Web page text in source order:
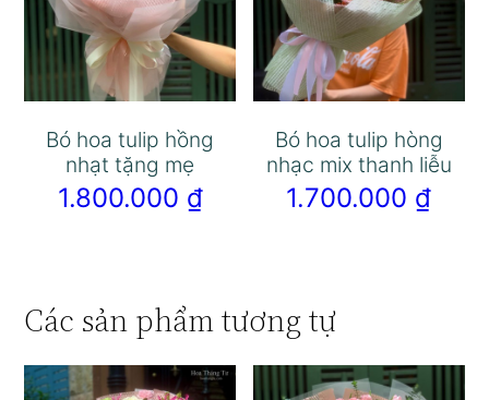
Bó hoa tulip hồng
nhạt tặng mẹ
1.800.000 ₫
Bó hoa tulip hòng
nhạc mix thanh liễu
1.700.000 ₫
Các sản phẩm tương tự